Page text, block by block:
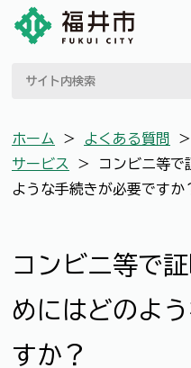
ホーム ＞ よくある質問 ＞
サービス
＞
コンビニ等で
ような手続きが必要ですか
コンビニ等で
めにはどのよ
すか？